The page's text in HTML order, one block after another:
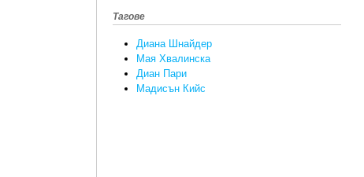
Тагове
Диана Шнайдер
Мая Хвалинска
Диан Пари
Мадисън Кийс